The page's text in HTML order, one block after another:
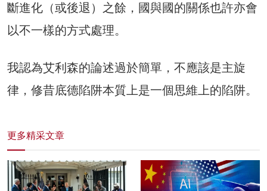
斷進化（或後退）之餘，國與國的關係也許亦會
以不一樣的方式處理。
我認為艾利森的論述過於簡單，不應該是主旋
律，修昔底德陷阱本質上是一個思維上的陷阱。
更多精采文章